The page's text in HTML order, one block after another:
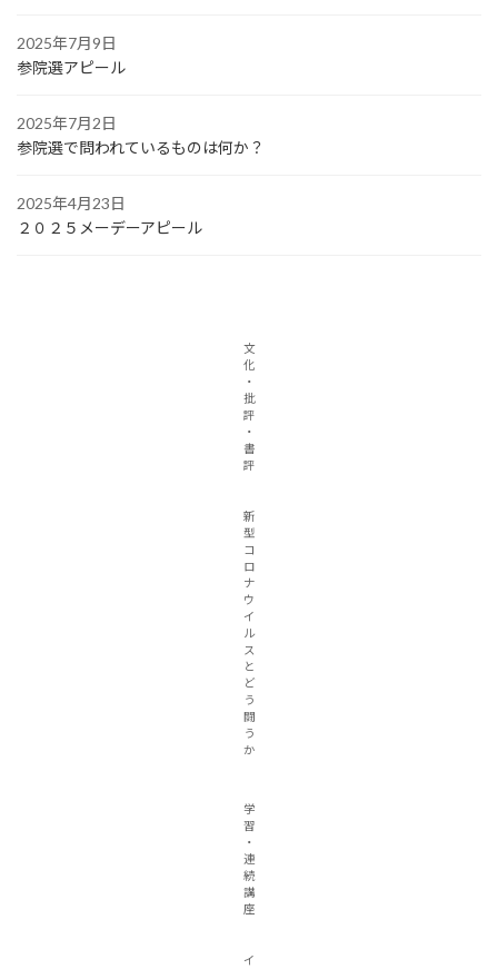
2025年7月9日
参院選アピール
2025年7月2日
参院選で問われているものは何か？
2025年4月23日
２０２５メーデーアピール
文
化
・
批
評
・
書
評
新
型
コ
ロ
ナ
ウ
イ
ル
ス
と
ど
う
闘
う
か
学
習
・
連
続
講
座
イ